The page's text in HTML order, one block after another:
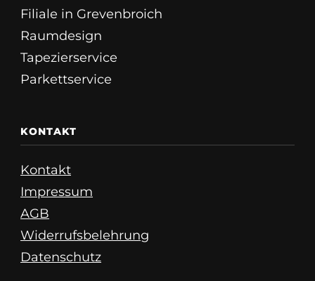
Filiale in Grevenbroich
Raumdesign
Tapezierservice
Parkettservice
KONTAKT
Kontakt
Impressum
AGB
Widerrufsbelehrung
Datenschutz